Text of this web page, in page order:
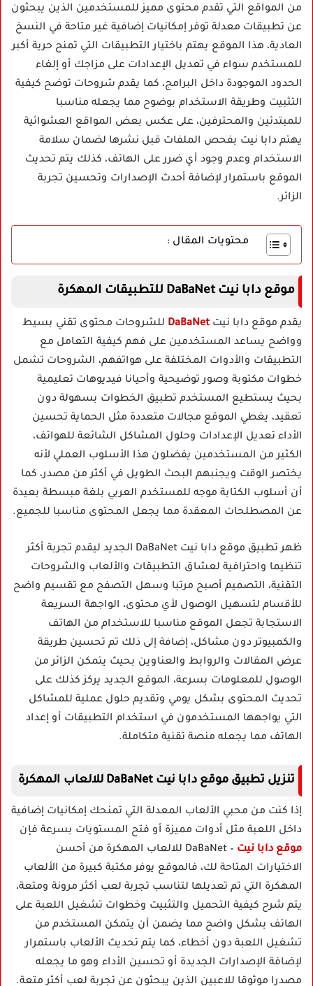
من المواقع التي تقدم محتوى مميز للمستخدمين الذين يبحثون
عن تطبيقات معدلة توفر إمكانيات إضافية غير متاحة في النسخ
العادية، هذا الموقع يهتم باختيار التطبيقات التي تمنح حرية أكبر
للمستخدم سواء في تعديل الإعدادات على مزاجك أو إلغاء
الحدود الموجودة داخل البرامج، كما يقدم شروحات توضح كيفية
التثبيت وطريقة الاستخدام بوضوح مما يجعله مناسبا
للمبتدئين والمحترفين، على عكس بعض المواقع العشوائية
يهتم دابا نيت بفحص الملفات قبل نشرها لضمان سلامة
الاستخدام وعدم وجود أي ضرر على الهاتف، كذلك يتم تحديث
الموقع باستمرار لإضافة أحدث الإصدارات وتحسين تجربة
الزائر.
محتويات المقال :
موقع دابا نيت DaBaNet للتطبيقات المهكرة
يقدم موقع دابا نيت DaBaNet للشروحات محتوى تقني بسيط
وواضح يساعد المستخدمين على فهم كيفية التعامل مع
التطبيقات والأدوات المختلفة على هواتفهم، الشروحات تشمل
خطوات مكتوبة وصور توضيحية وأحيانا فيديوهات تعليمية
بحيث يستطيع المستخدم تطبيق الخطوات بسهولة دون
تعقيد، يغطي الموقع مجالات متعددة مثل الحماية تحسين
الأداء تعديل الإعدادات وحلول المشاكل الشائعة للهواتف،
الكثير من المستخدمين يفضلون هذا الأسلوب العملي لأنه
يختصر الوقت ويجنبهم البحث الطويل في أكثر من مصدر، كما
أن أسلوب الكتابة موجه للمستخدم العربي بلغة مبسطة بعيدة
عن المصطلحات المعقدة مما يجعل المحتوى مناسبا للجميع.
ظهر تطبيق موقع دابا نيت DaBaNet الجديد ليقدم تجربة أكثر
تنظيما واحترافية لعشاق التطبيقات والألعاب والشروحات
التقنية، التصميم أصبح مرتبا وسهل التصفح مع تقسيم واضح
للأقسام لتسهيل الوصول لأي محتوى، الواجهة السريعة
الاستجابة تجعل الموقع مناسبا للاستخدام من الهاتف
والكمبيوتر دون مشاكل، إضافة إلى ذلك تم تحسين طريقة
عرض المقالات والروابط والعناوين بحيث يتمكن الزائر من
الوصول للمعلومات بسرعة، الموقع الجديد يركز كذلك على
تحديث المحتوى بشكل يومي وتقديم حلول عملية للمشاكل
التي يواجهها المستخدمون في استخدام التطبيقات أو إعداد
الهاتف مما يجعله منصة تقنية متكاملة.
تنزيل تطبيق موقع دابا نيت DaBaNet للالعاب المهكرة
إذا كنت من محبي الألعاب المعدلة التي تمنحك إمكانيات إضافية
داخل اللعبة مثل أدوات مميزة أو فتح المستويات بسرعة فإن
موقع دابا نيت
– DaBaNet للالعاب المهكرة من أحسن
الاختيارات المتاحة لك، فالموقع يوفر مكتبة كبيرة من الألعاب
المهكرة التي تم تعديلها لتناسب تجربة لعب أكثر مرونة ومتعة،
يتم شرح كيفية التحميل والتثبيت وخطوات تشغيل اللعبة على
الهاتف بشكل واضح مما يضمن أن يتمكن المستخدم من
تشغيل اللعبة دون أخطاء، كما يتم تحديث الألعاب باستمرار
لإضافة الإصدارات الجديدة أو تحسين الأداء وهو ما يجعله
مصدرا موثوقا للاعبين الذين يبحثون عن تجربة لعب أكثر متعة.